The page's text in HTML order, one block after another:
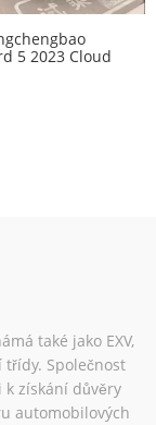
5 2023 Cloud
také jako EXV,
třídy. Společnost
získání důvěry
automobilových